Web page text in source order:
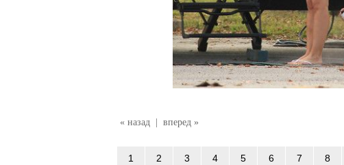
« назад вперед »
1 2 3 4 5 6 7 8